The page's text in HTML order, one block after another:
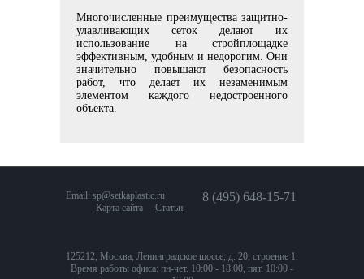
Многочисленные преимущества защитно-
улавливающих сеток делают их
использование на стройплощадке
эффективным, удобным и недорогим. Они
значительно повышают безопасность
работ, что делает их незаменимым
элементом каждого недостроенного
объекта.
8 (495) 648-15-71
Email: sp@setkaplastic.ru
Карта сайта
Статьи
125212, Москва, Ленинградское шоссе, д. 20, строение 1.
Время работы офиса: пн-чет. 10:00 - 18:00, пят. 10:00 -